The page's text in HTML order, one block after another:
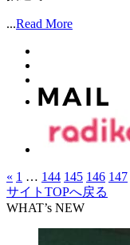
...Read More
« 1 … 144 145 146 147
サイトTOPへ戻る
WHAT’s NEW